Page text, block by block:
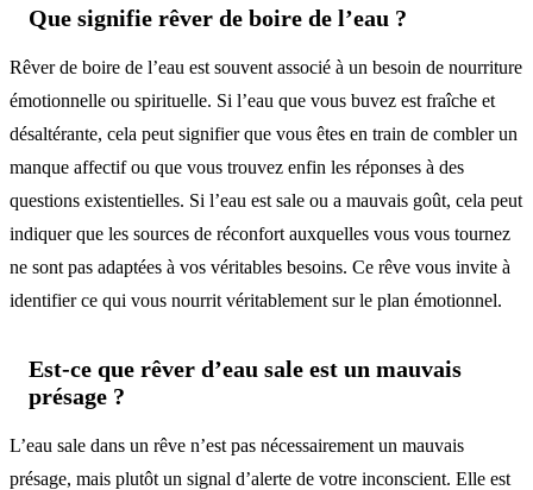
Que signifie rêver de boire de l’eau ?
Rêver de boire de l’eau est souvent associé à un besoin de nourriture
émotionnelle ou spirituelle. Si l’eau que vous buvez est fraîche et
désaltérante, cela peut signifier que vous êtes en train de combler un
manque affectif ou que vous trouvez enfin les réponses à des
questions existentielles. Si l’eau est sale ou a mauvais goût, cela peut
indiquer que les sources de réconfort auxquelles vous vous tournez
ne sont pas adaptées à vos véritables besoins. Ce rêve vous invite à
identifier ce qui vous nourrit véritablement sur le plan émotionnel.
Est-ce que rêver d’eau sale est un mauvais
présage ?
L’eau sale dans un rêve n’est pas nécessairement un mauvais
présage, mais plutôt un signal d’alerte de votre inconscient. Elle est